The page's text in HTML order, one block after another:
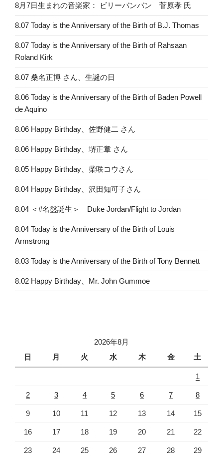
8月7日生まれの音楽家： ビリーバンバン 菅原孝 氏
8.07 Today is the Anniversary of the Birth of B.J. Thomas
8.07 Today is the Anniversary of the Birth of Rahsaan
Roland Kirk
8.07 桑名正博 さん、生誕の日
8.06 Today is the Anniversary of the Birth of Baden Powell
de Aquino
8.06 Happy Birthday、佐野健二 さん
8.06 Happy Birthday、堺正章 さん
8.05 Happy Birthday、柴咲コウさん
8.04 Happy Birthday、沢田知可子さん
8.04 ＜#名盤誕生＞ Duke Jordan/Flight to Jordan
8.04 Today is the Anniversary of the Birth of Louis
Armstrong
8.03 Today is the Anniversary of the Birth of Tony Bennett
8.02 Happy Birthday、Mr. John Gummoe
2026年8月
日
月 火 水 木 金 土
1
2 3 4 5 6 7 8
9 10 11 12 13 14 15
16 17 18 19 20 21 22
23 24 25 26 27 28 29